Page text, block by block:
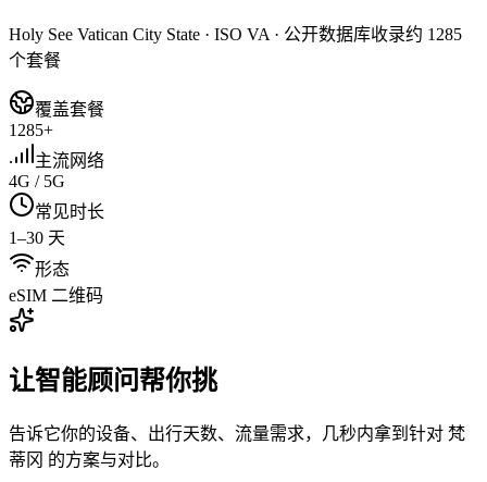
Holy See Vatican City State · ISO VA · 公开数据库收录约 1285
个套餐
覆盖套餐
1285+
主流网络
4G / 5G
常见时长
1–30 天
形态
eSIM 二维码
让智能顾问帮你挑
告诉它你的设备、出行天数、流量需求，几秒内拿到针对 梵
蒂冈 的方案与对比。